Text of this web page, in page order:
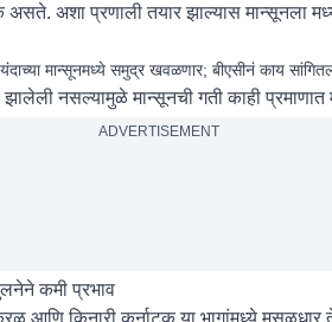
अशा प्रणाली तयार झाल्यास मान्सूनला
मान्सूनमध्ये समुद्र खवळणार; बीएसीनं काय
झालेली नसल्यामुळे मान्सूनची गती काही
ADVERTISEMENT
कमी प्रभाव
आणि किनारी कर्नाटक या भागांमध्ये